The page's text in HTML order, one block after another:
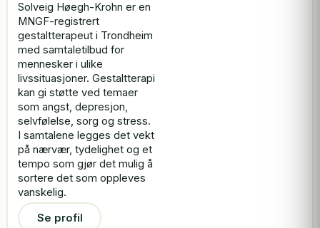
Solveig Høegh-Krohn er en
MNGF-registrert
gestaltterapeut i Trondheim
med samtaletilbud for
mennesker i ulike
livssituasjoner. Gestaltterapi
kan gi støtte ved temaer
som angst, depresjon,
selvfølelse, sorg og stress.
I samtalene legges det vekt
på nærvær, tydelighet og et
tempo som gjør det mulig å
sortere det som oppleves
vanskelig.
Se profil